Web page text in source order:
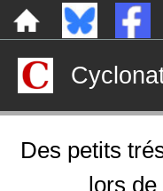
Dépôts sauvages
Le canal de
Rechercher
Des petits
lors